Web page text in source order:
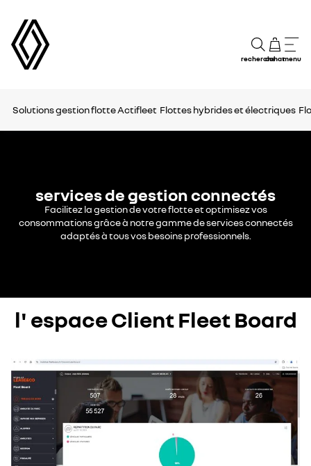
rechercheachatmenu
Solutions gestion flotte Actifleet Flottes hybrides et électriques
services de gestion connectés
Facilitez la gestion de votre flotte et optimisez vos
consommations grâce à notre gamme de services connectés
adaptés à tous vos besoins professionnels.
l' espace Client Fleet Board